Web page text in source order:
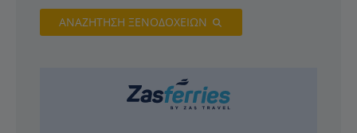
ΑΝΑΖΗΤΗΣΗ ΞΕΝΟΔΟΧΕΙΩΝ